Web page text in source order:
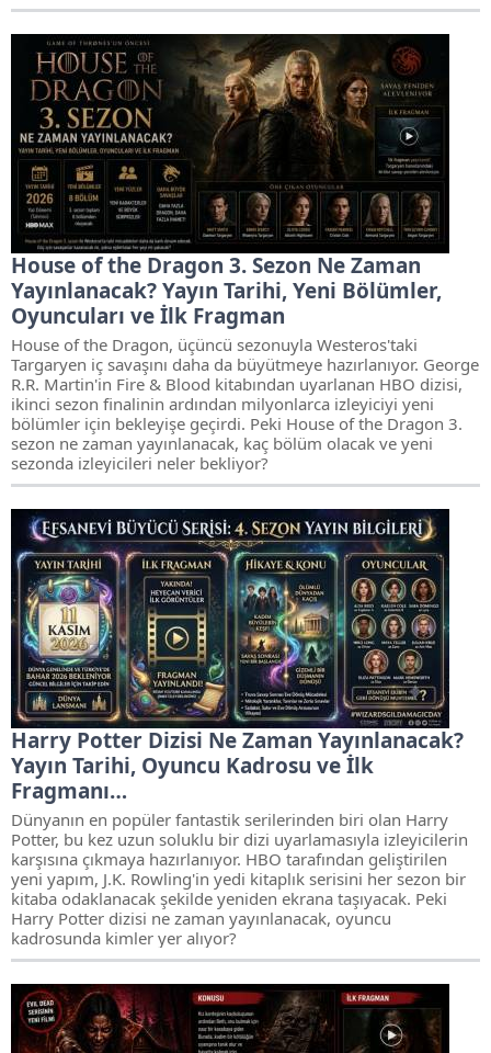
House of the Dragon 3. Sezon Ne Zaman
Yayınlanacak? Yayın Tarihi, Yeni Bölümler,
Oyuncuları ve İlk Fragman
House of the Dragon, üçüncü sezonuyla Westeros'taki
Targaryen iç savaşını daha da büyütmeye hazırlanıyor. George
R.R. Martin'in Fire & Blood kitabından uyarlanan HBO dizisi,
ikinci sezon finalinin ardından milyonlarca izleyiciyi yeni
bölümler için bekleyişe geçirdi. Peki House of the Dragon 3.
sezon ne zaman yayınlanacak, kaç bölüm olacak ve yeni
sezonda izleyicileri neler bekliyor?
Harry Potter Dizisi Ne Zaman Yayınlanacak?
Yayın Tarihi, Oyuncu Kadrosu ve İlk
Fragmanı…
Dünyanın en popüler fantastik serilerinden biri olan Harry
Potter, bu kez uzun soluklu bir dizi uyarlamasıyla izleyicilerin
karşısına çıkmaya hazırlanıyor. HBO tarafından geliştirilen
yeni yapım, J.K. Rowling'in yedi kitaplık serisini her sezon bir
kitaba odaklanacak şekilde yeniden ekrana taşıyacak. Peki
Harry Potter dizisi ne zaman yayınlanacak, oyuncu
kadrosunda kimler yer alıyor?